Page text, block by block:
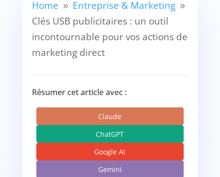
Home 9 Entreprise & Marketing 9
Clés USB publicitaires : un outil
incontournable pour vos actions de
marketing direct
Résumer cet article avec :
Claude
ChatGPT
Google AI
Gemini